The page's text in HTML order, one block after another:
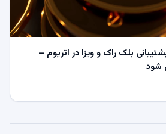
بلک راک و ویزا در اتریوم –